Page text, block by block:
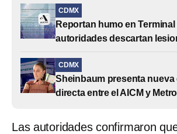
CDMX
Reportan humo en Terminal
autoridades descartan
CDMX
Sheinbaum presenta nueva
directa entre el AICM y
Las autoridades confirmaron